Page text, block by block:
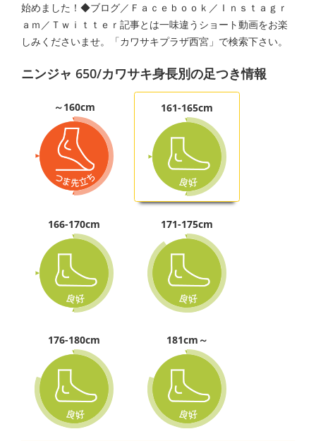
始めました！◆ブログ／Ｆａｃｅｂｏｏｋ／Ｉｎｓｔａｇｒ
ａｍ／Ｔｗｉｔｔｅｒ記事とは一味違うショート動画をお楽
しみくださいませ。「カワサキプラザ西宮」で検索下さい。
ニンジャ 650/カワサキ身長別の足つき情報
～160cm 161-165cm
166-170cm 171-175cm
176-180cm 181cm～